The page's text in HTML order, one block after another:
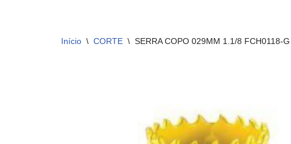
Início \ CORTE \ SERRA COPO 029MM 1.1/8 FCH0118-G